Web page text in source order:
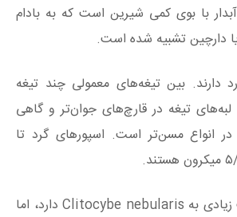
با بوی کمی شیرین است که به بادام
دارچین تشبیه شده است.
دارند. بین تیغه‌های معمولی چند تیغه
تیغه در قارچ‌های جوان‌تر و گاهی
انواع مسن‌تر است. اسپورهای گرد تا
قارچ پاکوتاه شباهت زیادی به Clitocybe nebularis دارد، اما